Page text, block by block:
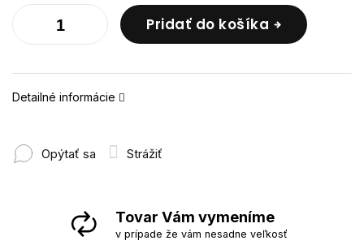
Pridať do košíka
Detailné informácie
Opýtať sa Strážiť
Tovar Vám vymeníme
v prípade že vám nesadne veľkosť